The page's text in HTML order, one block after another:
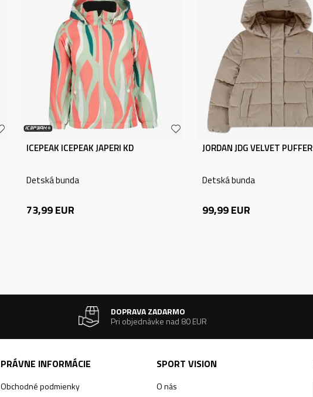
ICEPEAK ICEPEAK JAPERI KD
Detská bunda
73,99EUR
JORDAN JDG VELVET PUFFER
Detská bunda
99,99EUR
DOPRAVA ZADARMO
Pri objednávke nad 80 EUR
PRÁVNE INFORMÁCIE
Obchodné podmienky
SPORT VISION
O nás